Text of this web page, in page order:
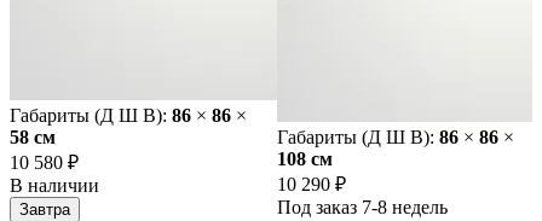
Габариты (Д Ш В): 86 × 86 ×
58 cм
10 580 ₽
В наличии
Завтра
Габариты (Д Ш В): 86 × 86 ×
108 cм
10 290 ₽
Под заказ 7-8 недель